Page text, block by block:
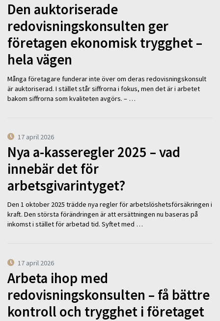
Den auktoriserade
redovisningskonsulten ger
företagen ekonomisk trygghet –
hela vägen
Många företagare funderar inte över om deras redovisningskonsult
är auktoriserad. I stället står siffrorna i fokus, men det är i arbetet
bakom siffrorna som kvaliteten avgörs. – …
17 april 2026
Nya a-kasseregler 2025 – vad
innebär det för
arbetsgivarintyget?
Den 1 oktober 2025 trädde nya regler för arbetslöshetsförsäkringen i
kraft. Den största förändringen är att ersättningen nu baseras på
inkomst i stället för arbetad tid. Syftet med …
17 april 2026
Arbeta ihop med
redovisningskonsulten – få bättre
kontroll och trygghet i företaget